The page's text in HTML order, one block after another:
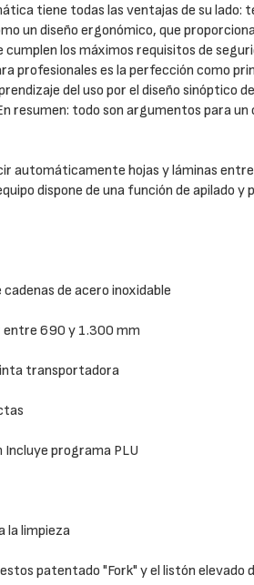
tiene todas las ventajas de su lado:
un diseño ergonómico, que
los máximos requisitos de
profesionales es la perfección como
del uso por el diseño sinóptico
resumen: todo son argumentos para
automáticamente hojas y láminas
dispone de una función de apilado y
de acero inoxidable
690 y 1.300 mm
transportadora
programa PLU
la limpieza
patentado "Fork" y el listón elevado